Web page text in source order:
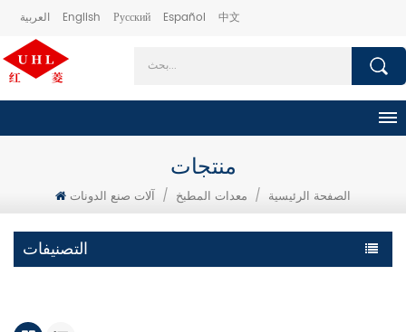
العربية English Русский Español 中文
منتجات
الصفحة الرئيسية / معدات المطبخ / آلات صنع الدونات
التصنيفات